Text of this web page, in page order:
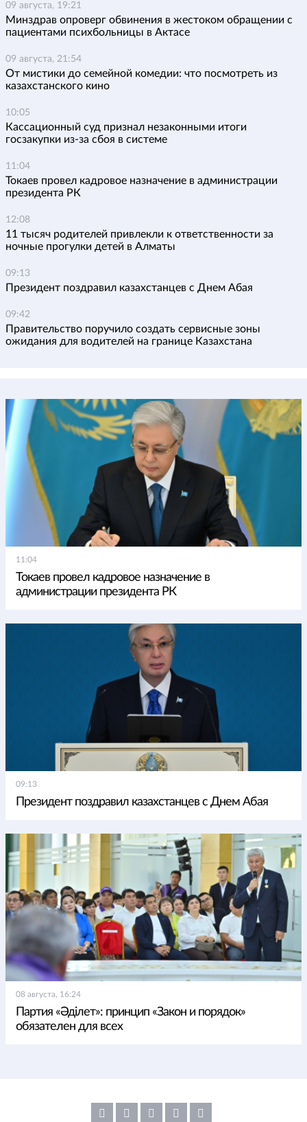
09 августа, 19:21
Минздрав опроверг обвинения в жестоком обращении с
пациентами психбольницы в Актасе
09 августа, 21:54
От мистики до семейной комедии: что посмотреть из
казахстанского кино
10:05
Кассационный суд признал незаконными итоги
госзакупки из-за сбоя в системе
11:04
Токаев провел кадровое назначение в администрации
президента РК
12:08
11 тысяч родителей привлекли к ответственности за
ночные прогулки детей в Алматы
09:13
Президент поздравил казахстанцев с Днем Абая
09:42
Правительство поручило создать сервисные зоны
ожидания для водителей на границе Казахстана
11:04
Токаев провел кадровое назначение в
администрации президента РК
09:13
Президент поздравил казахстанцев с Днем Абая
08 августа, 16:24
Партия «Әділет»: принцип «Закон и порядок»
обязателен для всех